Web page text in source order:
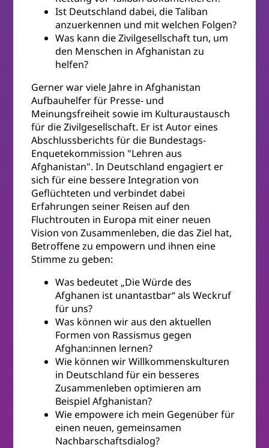
Ist Deutschland dabei, die Taliban
anzuerkennen und mit welchen Folgen?
Was kann die Zivilgesellschaft tun, um
den Menschen in Afghanistan zu
helfen?
Gerner war viele Jahre in Afghanistan
Aufbauhelfer für Presse- und
Meinungsfreiheit sowie im Kulturaustausch
für die Zivilgesellschaft. Er ist Autor eines
Abschlussberichts für die Bundestags-
Enquetekommission "Lehren aus
Afghanistan". In Deutschland engagiert er
sich für eine bessere Integration von
Geflüchteten und verbindet dabei
Erfahrungen seiner Reisen auf den
Fluchtrouten in Europa mit einer neuen
Vision von Zusammenleben, die das Ziel hat,
Betroffene zu empowern und ihnen eine
Stimme zu geben:
Was bedeutet „Die Würde des
Afghanen ist unantastbar“ als Weckruf
für uns?
Was können wir aus den aktuellen
Formen von Rassismus gegen
Afghan:innen lernen?
Wie können wir Willkommenskulturen
in Deutschland für ein besseres
Zusammenleben optimieren am
Beispiel Afghanistan?
Wie empowere ich mein Gegenüber für
einen neuen, gemeinsamen
Nachbarschaftsdialog?